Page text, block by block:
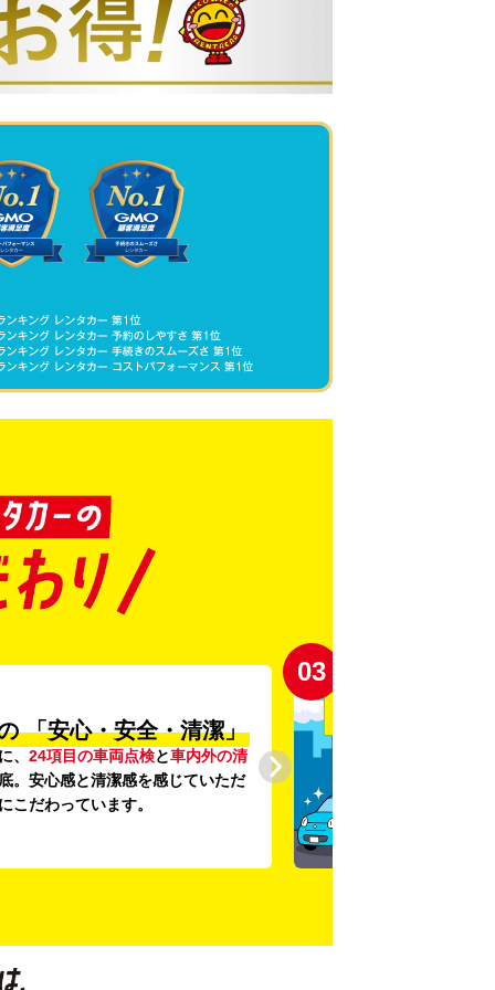
録から4年未満の
い車がいっぱい♪
満の新しいクルマを多数導入し、
供を追求しています。もちろん追
。
04